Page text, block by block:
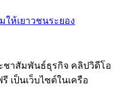
ให้เยาวชนระยอง
ะชาสัมพันธ์ธุรกิจ คลิปวิดีโอ
เป็นเว็บไซต์ในเครือ